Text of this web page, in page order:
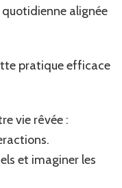
alignée
pratique efficace
vie rêvée :
et imaginer les